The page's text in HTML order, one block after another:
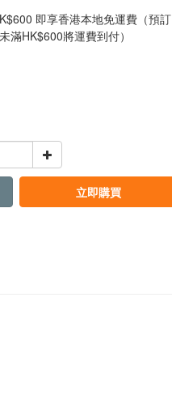
即享香港本地免運費（預訂
滿HK$600將運費到付）
立即購買